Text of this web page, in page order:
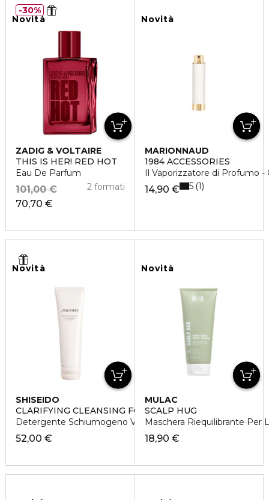
Novità
ZADIG & VOLTAIRE
THIS IS HER! RED HOT
Eau De Parfum
70,70 €
101,00 € 2 formati
30%
Novità
MARIONNAUD
1984 ACCESSORIES
Il Vaporizzatore di Profumo -
14,90 € 5 1
Novità
SHISEIDO
CLARIFYING CLEANSING FOAM
Detergente Schiumogeno Viso Illuminante
52,00 €
Novità
MULAC
SCALP HUG
Maschera Riequilibrante Per
18,90 €